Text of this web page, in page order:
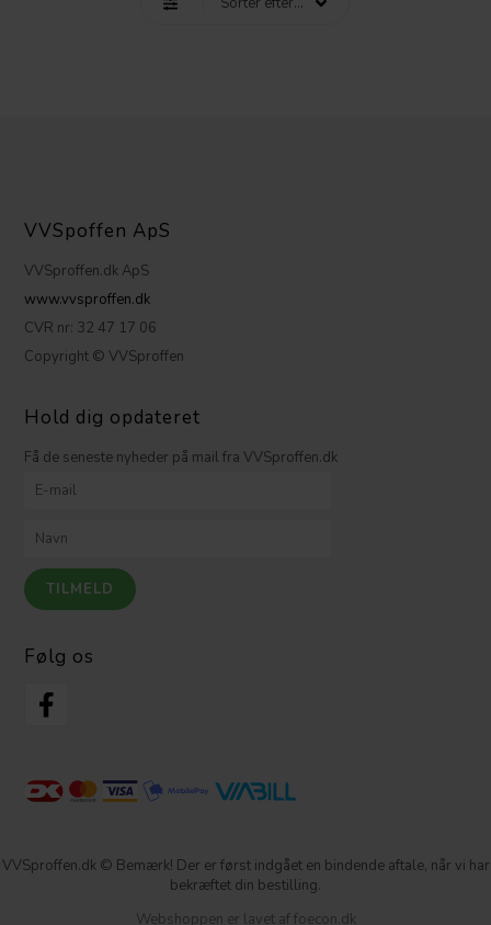
VVSpoffen ApS
VVSproffen.dk ApS
www.vvsproffen.dk
CVR nr: 32 47 17 06
Copyright © VVSproffen
Hold dig opdateret
Få de seneste nyheder på mail fra VVSproffen.dk
Følg os
VVSproffen.dk © Bemærk! Der er først indgået en bindende aftale, når vi har
bekræftet din bestilling.
Webshoppen er lavet af foecon.dk